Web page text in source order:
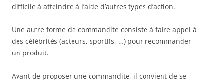
difficile à atteindre à l’aide d’autres types d’action.
Une autre forme de commandite consiste à faire appel à
des célébrités (acteurs, sportifs, …) pour recommander
un produit.
Avant de proposer une commandite, il convient de se